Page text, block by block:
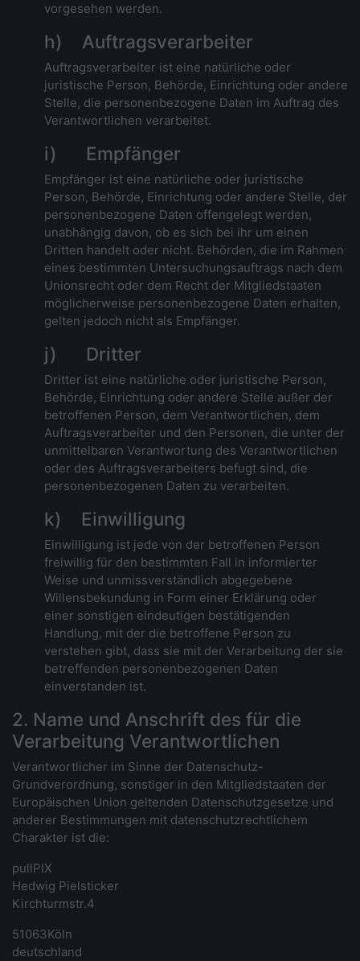
vorgesehen werden.
h) Auftragsverarbeiter
Auftragsverarbeiter ist eine natürliche oder
juristische Person, Behörde, Einrichtung oder andere
Stelle, die personenbezogene Daten im Auftrag des
Verantwortlichen verarbeitet.
i) Empfänger
Empfänger ist eine natürliche oder juristische
Person, Behörde, Einrichtung oder andere Stelle, der
personenbezogene Daten offengelegt werden,
unabhängig davon, ob es sich bei ihr um einen
Dritten handelt oder nicht. Behörden, die im Rahmen
eines bestimmten Untersuchungsauftrags nach dem
Unionsrecht oder dem Recht der Mitgliedstaaten
möglicherweise personenbezogene Daten erhalten,
gelten jedoch nicht als Empfänger.
j) Dritter
Dritter ist eine natürliche oder juristische Person,
Behörde, Einrichtung oder andere Stelle außer der
betroffenen Person, dem Verantwortlichen, dem
Auftragsverarbeiter und den Personen, die unter der
unmittelbaren Verantwortung des Verantwortlichen
oder des Auftragsverarbeiters befugt sind, die
personenbezogenen Daten zu verarbeiten.
k) Einwilligung
Einwilligung ist jede von der betroffenen Person
freiwillig für den bestimmten Fall in informierter
Weise und unmissverständlich abgegebene
Willensbekundung in Form einer Erklärung oder
einer sonstigen eindeutigen bestätigenden
Handlung, mit der die betroffene Person zu
verstehen gibt, dass sie mit der Verarbeitung der sie
betreffenden personenbezogenen Daten
einverstanden ist.
2. Name und Anschrift des für die
Verarbeitung Verantwortlichen
Verantwortlicher im Sinne der Datenschutz-
Grundverordnung, sonstiger in den Mitgliedstaaten der
Europäischen Union geltenden Datenschutzgesetze und
anderer Bestimmungen mit datenschutzrechtlichem
Charakter ist die:
pullPIX
Hedwig Pielsticker
Kirchturmstr.4
51063Köln
deutschland